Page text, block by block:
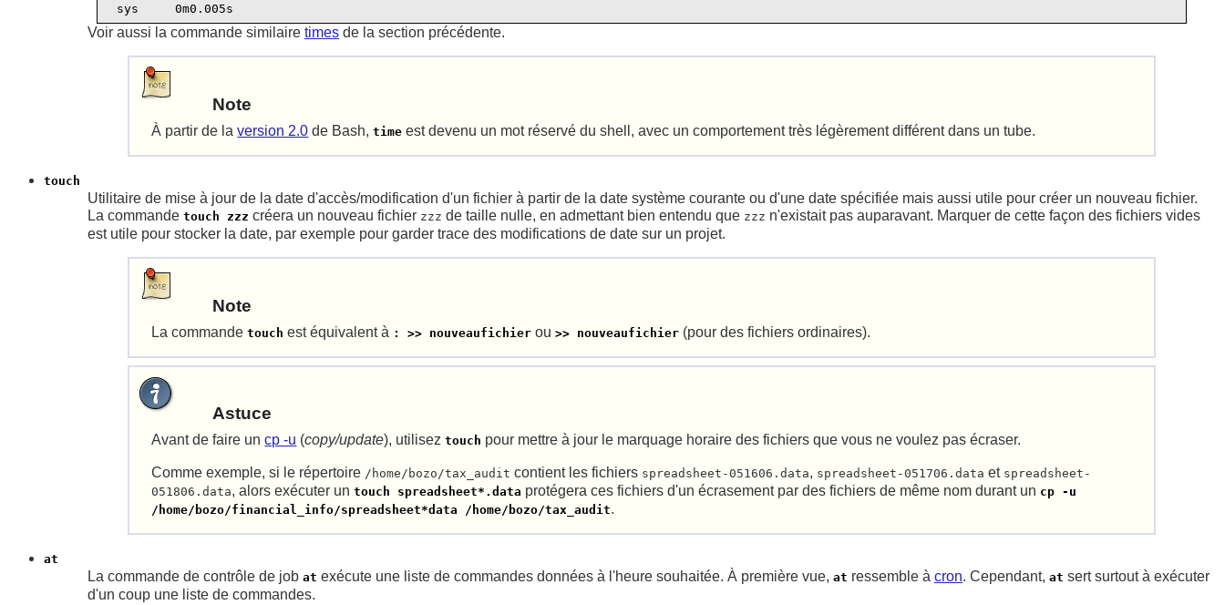
sys     0m0.005s
Voir aussi la commande similaire times de la section précédente.
Note
À partir de laversion 2.0 de Bash,time est devenu un mot réservé du shell, avec un comportement très légèrement différent dans un tube.
touch
Utilitaire de mise à jour de la date d'accès/modification d'un fichier à partir de la date système courante ou d'une date spécifiée mais aussi utile pour créer un nouveau fichier.
La commande touch zzz créera un nouveau fichier zzz de taille nulle, en admettant bien entendu que zzz n'existait pas auparavant. Marquer de cette façon des fichiers vides
est utile pour stocker la date, par exemple pour garder trace des modifications de date sur un projet.
Note
La commandetouch est équivalent à : >> nouveaufichier ou>> nouveaufichier (pour des fichiers ordinaires).
Astuce
Avant de faire uncp -u (copy/update), utiliseztouch pour mettre à jour le marquage horaire des fichiers que vous ne voulez pas écraser.
Comme exemple, si le répertoire /home/bozo/tax_audit contient les fichiers spreadsheet-051606.data, spreadsheet-051706.data et spreadsheet-
051806.data, alors exécuter untouch spreadsheet*.data protégera ces fichiers d'un écrasement par des fichiers de même nom durant un cp -u
/home/bozo/financial_info/spreadsheet*data /home/bozo/tax_audit.
at
La commande de contrôle de job at exécute une liste de commandes données à l'heure souhaitée. À première vue, at ressemble à cron. Cependant, at sert surtout à exécuter
d'un coup une liste de commandes.